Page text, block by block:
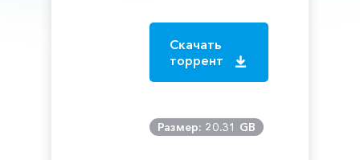
Скачать
торрент
Размер: 20.31 GB